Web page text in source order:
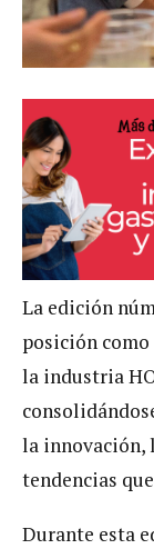
La edición
posición
la industria
la innovación,
tendencias
Durante esta